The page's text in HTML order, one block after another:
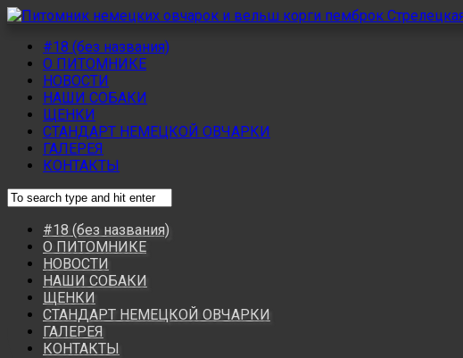
#18 (без названия)
О ПИТОМНИКЕ
НОВОСТИ
НАШИ СОБАКИ
ЩЕНКИ
СТАНДАРТ НЕМЕЦКОЙ ОВЧАРКИ
ГАЛЕРЕЯ
КОНТАКТЫ
#18 (без названия)
О ПИТОМНИКЕ
НОВОСТИ
НАШИ СОБАКИ
ЩЕНКИ
СТАНДАРТ НЕМЕЦКОЙ ОВЧАРКИ
ГАЛЕРЕЯ
КОНТАКТЫ